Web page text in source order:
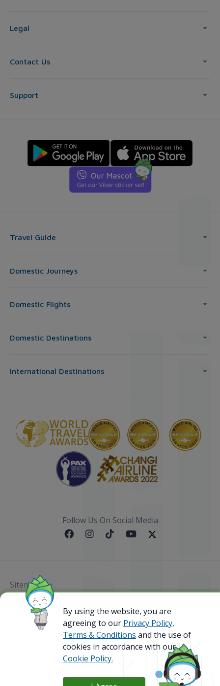
Legal
Contact Us
Support
Travel Guide
Domestic Journeys
Domestic Flights
Domestic Destinations
International Destinations
Follow Us On Social Media
Sitemap
@ 2023 Bamboo Airways Copyright. All Rights
Reserved.
Business Registration Code: 010786737
By using the website, you are
agreeing to our Privacy Policy,
Terms & Conditions and the use of
cookies in accordance with our
Cookie Policy.